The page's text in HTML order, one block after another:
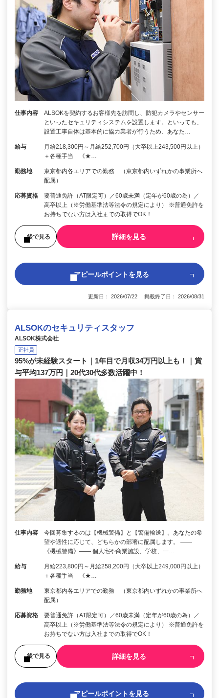
仕事内容
ALSOKを契約するお客様先を訪問し、防犯カメラやセンサー
といったセキュリティシステムを設置します。といっても、
設置工事自体は基本的に協力業者が行うため、あなた…
給与
月給218,300円～月給252,700円（大卒以上243,500円以上）
＋各種手当 《★…
勤務地
東京都内各エリアでの勤務 （東京都内いずれかの事業所へ
配属）
応募資格
要普通免許（AT限定可）／60歳未満（定年が60歳の為）／
高卒以上（※労働基準法等法令の規定により） ※普通免許を
お持ちでない方は入社までの取得でOK！
後で見る 詳細を見る
アピールポイントを見る
更新日： 2026/07/22 掲載終了日： 2026/08/31
ALSOKのセキュリティスタッフ
ALSOK株式会社
正社員
95%が未経験スタート｜1年目で月収34万円以上も！｜賞
与平均137万円｜20代30代多数活躍中！
仕事内容
今回募集するのは【機械警備】と【警備輸送】。あなたの希
望や適性に応じて、どちらかの部署に配属します。 ――
《機械警備》―― 個人宅や商業施設、学校、一…
給与
月給223,800円～月給258,200円（大卒以上249,000円以上）
＋各種手当 《★…
勤務地
東京都内各エリアでの勤務 （東京都内いずれかの事業所へ
配属）
応募資格
要普通免許（AT限定可）／60歳未満（定年が60歳の為）／
高卒以上（※労働基準法等法令の規定により） ※普通免許を
お持ちでない方は入社までの取得でOK！
後で見る 詳細を見る
アピールポイントを見る